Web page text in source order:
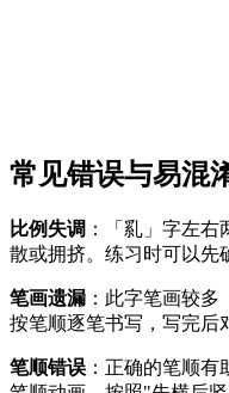
常见错误与易混
比例失调 ：「乿」字左
散或拥挤。练习时可以先
笔画遗漏 ：此字笔画较
按笔顺逐笔书写，写完后
笔顺错误 ：正确的笔顺